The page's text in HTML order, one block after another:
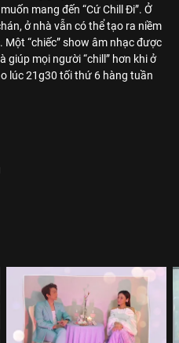
mang đến “Cứ Chill Đi”. Ở
ở nhà vẫn có thể tạo ra niềm
“chiếc” show âm nhạc được
giúp mọi người “chill” hơn khi ở
lúc 21g30 tối thứ 6 hàng tuần